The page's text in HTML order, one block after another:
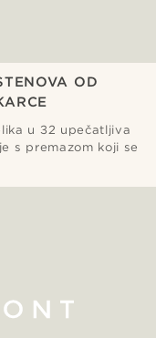
OD
u 32 upečatljiva
s premazom koji se